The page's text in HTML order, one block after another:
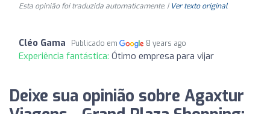
Esta opinião foi traduzida automaticamente. | Ver texto original
Cléo Gama Publicado em 8 years ago
Experiência fantástica: Ótimo empresa para vijar
Deixe sua opinião sobre Agaxtur